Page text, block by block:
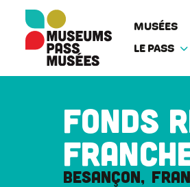
contenu
MUSÉES
LE PASS
Fonds
Besançon
Panneau de gestion des cookies